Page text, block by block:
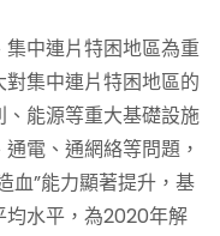
中連片特困地區為重
集中連片特困地區的
能源等重大基礎設施
電、通網絡等問題，
血”能力顯著提升，基
均水平，為2020年解